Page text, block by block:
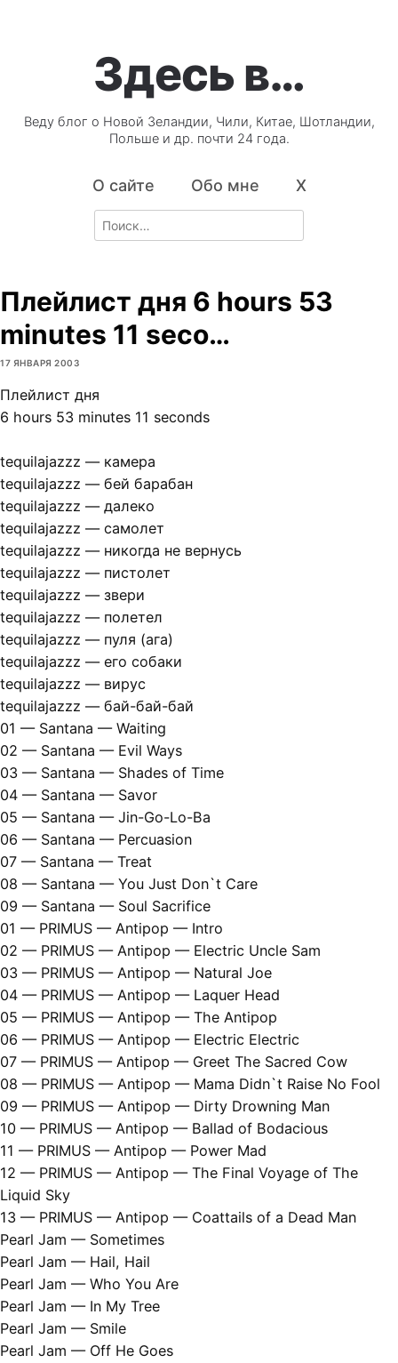
Здесь в…
Веду блог о Новой Зеландии, Чили, Китае, Шотландии,
Польше и др. почти 24 года.
О сайте Обо мне X
Search
for:
Плейлист дня 6 hours 53
minutes 11 seco…
17 ЯНВАРЯ 2003
Плейлист дня
6 hours 53 minutes 11 seconds
tequilajazzz — камера
tequilajazzz — бей барабан
tequilajazzz — далеко
tequilajazzz — самолет
tequilajazzz — никогда не вернусь
tequilajazzz — пистолет
tequilajazzz — звери
tequilajazzz — полетел
tequilajazzz — пуля (ага)
tequilajazzz — его собаки
tequilajazzz — вирус
tequilajazzz — бай-бай-бай
01 — Santana — Waiting
02 — Santana — Evil Ways
03 — Santana — Shades of Time
04 — Santana — Savor
05 — Santana — Jin-Go-Lo-Ba
06 — Santana — Percuasion
07 — Santana — Treat
08 — Santana — You Just Don`t Care
09 — Santana — Soul Sacrifice
01 — PRIMUS — Antipop — Intro
02 — PRIMUS — Antipop — Electric Uncle Sam
03 — PRIMUS — Antipop — Natural Joe
04 — PRIMUS — Antipop — Laquer Head
05 — PRIMUS — Antipop — The Antipop
06 — PRIMUS — Antipop — Electric Electric
07 — PRIMUS — Antipop — Greet The Sacred Cow
08 — PRIMUS — Antipop — Mama Didn`t Raise No Fool
09 — PRIMUS — Antipop — Dirty Drowning Man
10 — PRIMUS — Antipop — Ballad of Bodacious
11 — PRIMUS — Antipop — Power Mad
12 — PRIMUS — Antipop — The Final Voyage of The
Liquid Sky
13 — PRIMUS — Antipop — Coattails of a Dead Man
Pearl Jam — Sometimes
Pearl Jam — Hail, Hail
Pearl Jam — Who You Are
Pearl Jam — In My Tree
Pearl Jam — Smile
Pearl Jam — Off He Goes